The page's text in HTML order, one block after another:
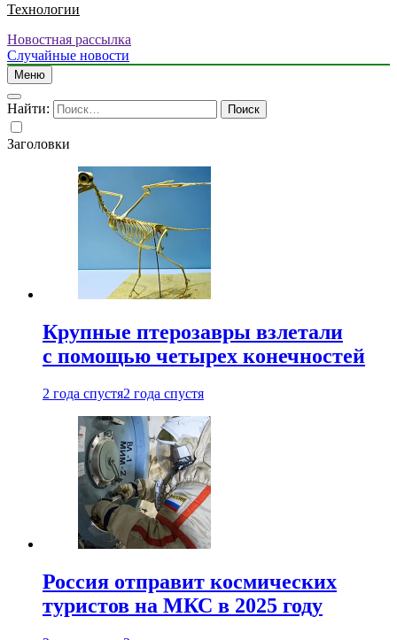
Технологии
Новостная рассылка
Случайные новости
Меню
Найти:
Заголовки
Крупные птерозавры взлетали
с помощью четырех конечностей
2 года спустя2 года спустя
Россия отправит космических
туристов на МКС в 2025 году